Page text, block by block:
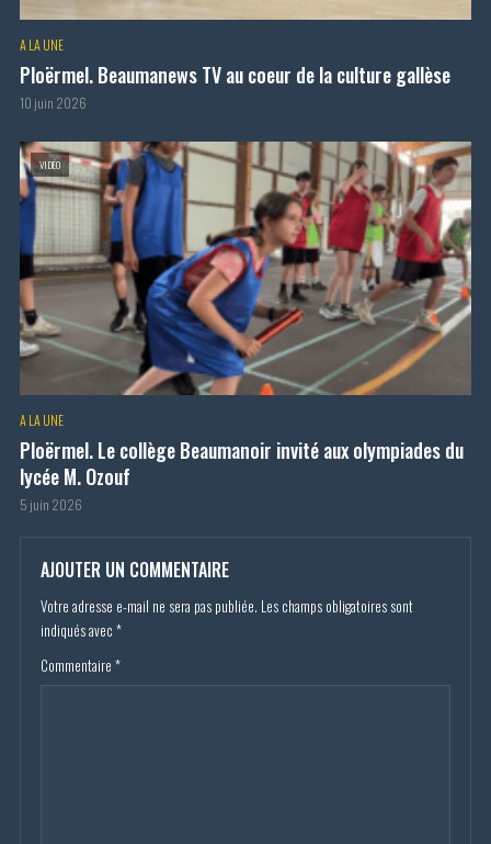
A LA UNE
Ploërmel. Beaumanews TV au coeur de la culture gallèse
10 juin 2026
VIDÉO
A LA UNE
Ploërmel. Le collège Beaumanoir invité aux olympiades du
lycée M. Ozouf
5 juin 2026
AJOUTER UN COMMENTAIRE
Votre adresse e-mail ne sera pas publiée. Les champs obligatoires sont
indiqués avec *
Commentaire *